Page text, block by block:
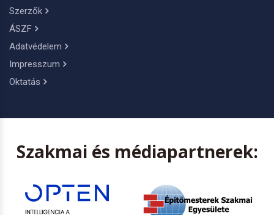
Szerzők
ÁSZF
Adatvédelem
Impresszum
Oktatás
Szakmai és médiapartnerek: